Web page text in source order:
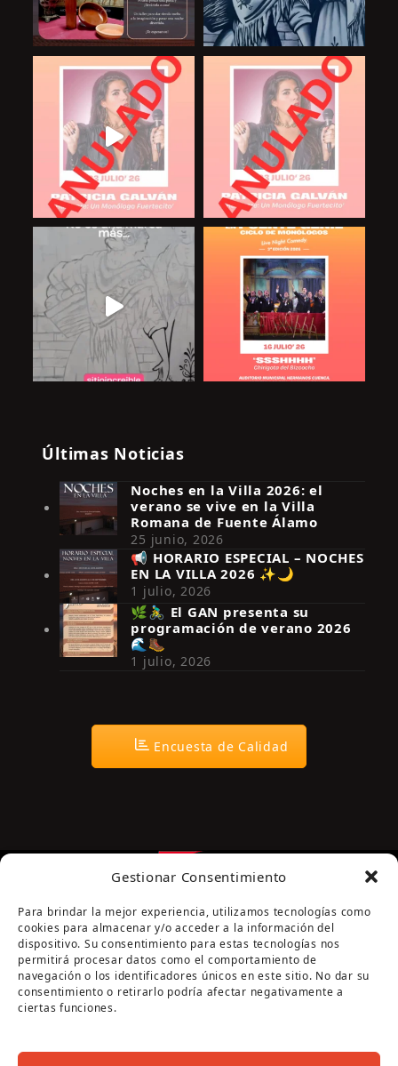
Gestionar Consentimiento
Para brindar la mejor experiencia, utilizamos tecnologías como
cookies para almacenar y/o acceder a la información del
dispositivo. Su consentimiento para estas tecnologías nos
permitirá procesar datos como el comportamiento de
navegación o los identificadores únicos en este sitio. No dar su
consentimiento o retirarlo podría afectar negativamente a
ciertas funciones.
Síguenos en Instagram
Últimas Noticias
Noches en la Villa 2026: el
verano se vive en la Villa
Romana de Fuente Álamo
25 junio, 2026
📢 HORARIO ESPECIAL – NOCHES
EN LA VILLA 2026 ✨🌙
1 julio, 2026
🌿🚴‍♂️ El GAN presenta su
programación de verano 2026
🌊🥾
1 julio, 2026
Encuesta de Calidad
Página cofinanciada por la Diputación de Córdoba